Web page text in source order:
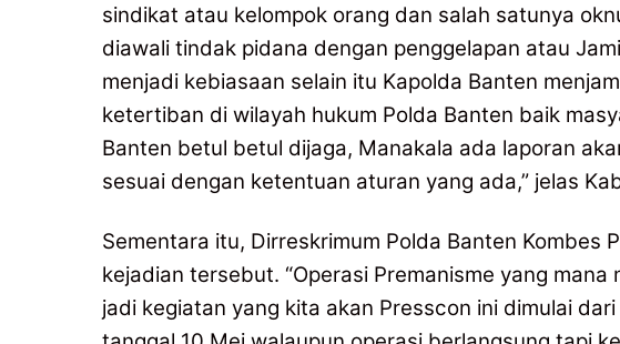
sindikat atau kelompok orang dan salah satunya
diawali tindak pidana dengan penggelapan atau
menjadi kebiasaan selain itu Kapolda Banten
ketertiban di wilayah hukum Polda Banten baik
Banten betul betul dijaga, Manakala ada laporan
sesuai dengan ketentuan aturan yang ada,” jelas
Sementara itu, Dirreskrimum Polda Banten Kombes
kejadian tersebut. “Operasi Premanisme yang
jadi kegiatan yang kita akan Presscon ini dimulai